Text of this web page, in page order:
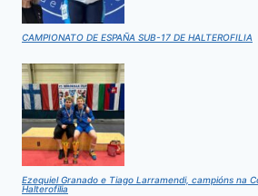
CAMPIONATO DE ESPAÑA SUB-17 DE HALTEROFILIA
Ezequiel Granado e Tiago Larramendi, campións na
Halterofilia